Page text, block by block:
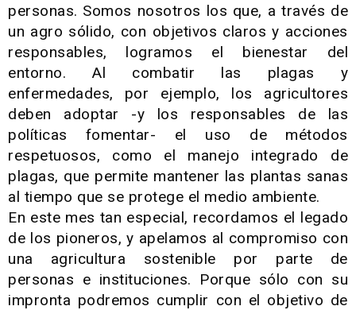
personas. Somos nosotros los que, a través de
un agro sólido, con objetivos claros y acciones
responsables, logramos el bienestar del
entorno. Al combatir las plagas y
enfermedades, por ejemplo, los agricultores
deben adoptar -y los responsables de las
políticas fomentar- el uso de métodos
respetuosos, como el manejo integrado de
plagas, que permite mantener las plantas sanas
al tiempo que se protege el medio ambiente.
En este mes tan especial, recordamos el legado
de los pioneros, y apelamos al compromiso con
una agricultura sostenible por parte de
personas e instituciones. Porque sólo con su
impronta podremos cumplir con el objetivo de